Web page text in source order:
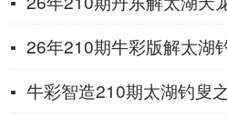
26年210期牛彩版解太湖
牛彩智造210期太湖钓叟